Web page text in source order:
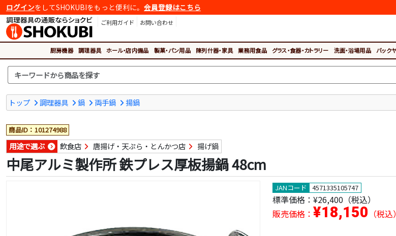
ログインをしてSHOKUBIをもっと便利に。 会員登録はこちら
ご利用ガイド
お問い合わせ
厨房機器 調理器具 ホール・店内備品 製菓・パン用品 陳列什器・家具 業務用食品 グラス・食器・カトラリー 洗面・浴場用品 バック
トップ 調理器具 鍋 両手鍋 揚鍋
商品ID：101274988
用途で選ぶ 飲食店 唐揚げ・天ぷら・とんかつ店 揚げ鍋
中尾アルミ製作所 鉄プレス厚板揚鍋 48cm
JANコード 4571335105747
標準価格： ¥26,400（税込）
販売価格： ¥18,150 （税